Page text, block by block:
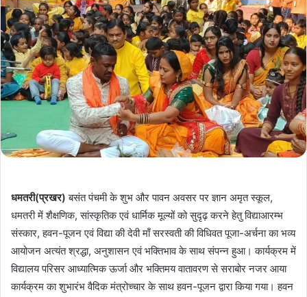
धमतरी(प्रखर) बसंत पंचमी के शुभ और पावन अवसर पर ज्ञान अमृत स्कूल,
धमतरी में शैक्षणिक, सांस्कृतिक एवं धार्मिक मूल्यों को सुदृढ़ करने हेतु विद्याआरम्भ
संस्कार, हवन-पूजन एवं विद्या की देवी माँ सरस्वती की विधिवत पूजा-अर्चना का भव्य
आयोजन अत्यंत श्रद्धा, अनुशासन एवं भक्तिभाव के साथ संपन्न हुआ। कार्यक्रम में
विद्यालय परिसर आध्यात्मिक ऊर्जा और भक्तिमय वातावरण से सराबोर नजर आया
कार्यक्रम का शुभारंभ वैदिक मंत्रोच्चार के साथ हवन-पूजन द्वारा किया गया। हवन